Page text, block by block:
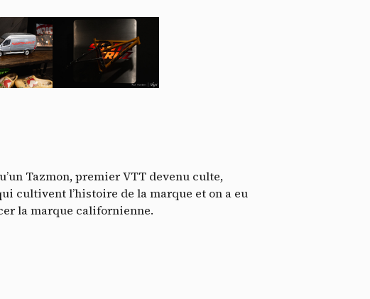
Tazmon, premier VTT devenu culte,
cultivent l’histoire de la marque et on a eu
la marque californienne.